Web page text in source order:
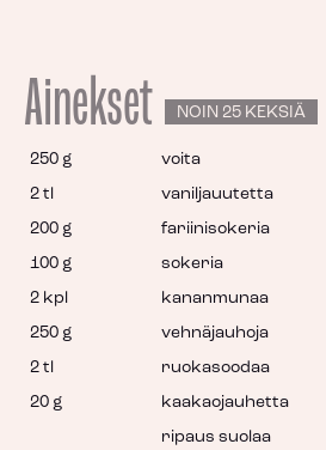
Ainekset NOIN 25 KEKSIÄ
voita
250 g
vaniljauutetta
2 tl
fariinisokeria
200 g
sokeria
100 g
kananmunaa
2 kpl
vehnäjauhoja
250 g
ruokasoodaa
2 tl
kaakaojauhetta
20 g
ripaus suolaa